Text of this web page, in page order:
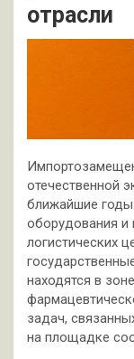
отрасли
отечественной
ближайшие
оборудования и
логистических
находятся в
задач,
на площадке